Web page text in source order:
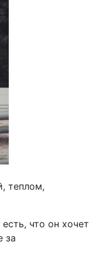
теплом,
что он хочет
за